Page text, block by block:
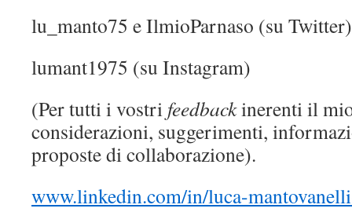
lu_manto75 e IlmioParnaso (su Twitter)
lumant1975 (su Instagram)
(Per tutti i vostri feedbackinerenti il
considerazioni, suggerimenti,
proposte di collaborazione).
www.linkedin.com/in/luca-